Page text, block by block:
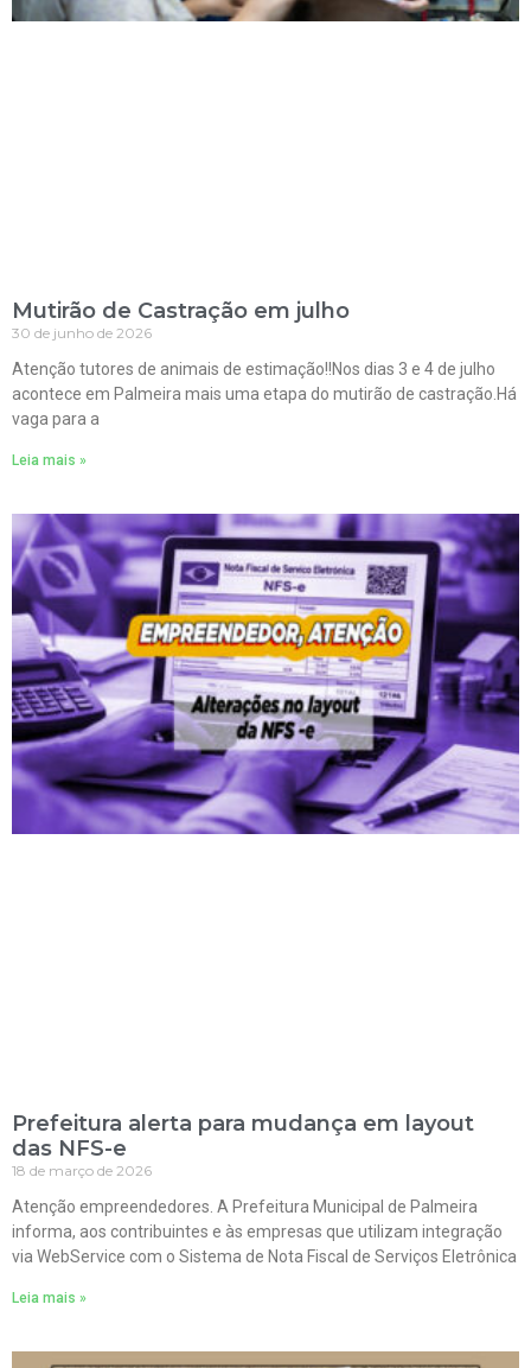
Mutirão de Castração em julho
30 de junho de 2026
Atenção tutores de animais de estimação!!Nos dias 3 e 4 de julho
acontece em Palmeira mais uma etapa do mutirão de castração.Há
vaga para a
Leia mais »
Prefeitura alerta para mudança em layout
das NFS-e
18 de março de 2026
Atenção empreendedores. A Prefeitura Municipal de Palmeira
informa, aos contribuintes e às empresas que utilizam integração
via WebService com o Sistema de Nota Fiscal de Serviços Eletrônica
Leia mais »